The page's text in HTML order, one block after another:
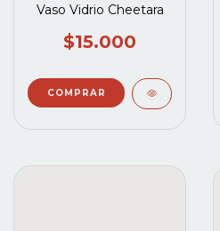
Vaso Vidrio Cheetara
$15.000